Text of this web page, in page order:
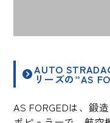
AUTO
リーズの”AS
AS FORGEDは、鍛